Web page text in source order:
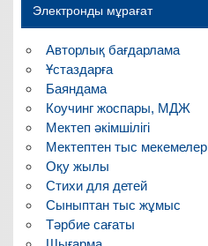
Электронды мұрағат
Авторлық бағдарлама
Ұстаздарға
Баяндама
Коучинг жоспары, МДЖ
Мектеп әкімшілігі
Мектептен тыс мекемелер
Оқу жылы
Стихи для детей
Сыныптан тыс жұмыс
Тәрбие сағаты